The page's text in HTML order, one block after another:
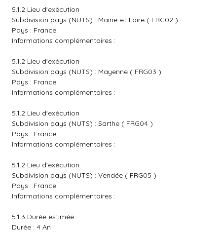
5.1.2 Lieu d'exécution
Subdivision pays (NUTS) : Maine-et-Loire ( FRG02 )
Pays : France
Informations complémentaires :
5.1.2 Lieu d'exécution
Subdivision pays (NUTS) : Mayenne ( FRG03 )
Pays : France
Informations complémentaires :
5.1.2 Lieu d'exécution
Subdivision pays (NUTS) : Sarthe ( FRG04 )
Pays : France
Informations complémentaires :
5.1.2 Lieu d'exécution
Subdivision pays (NUTS) : Vendée ( FRG05 )
Pays : France
Informations complémentaires :
5.1.3 Durée estimée
Durée : 4 An